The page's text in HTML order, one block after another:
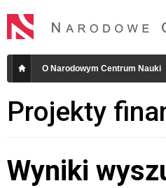
O Narodowym Centrum Nauki
Projekty
Wyniki